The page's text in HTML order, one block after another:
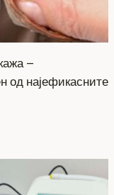
–
од најефикасните